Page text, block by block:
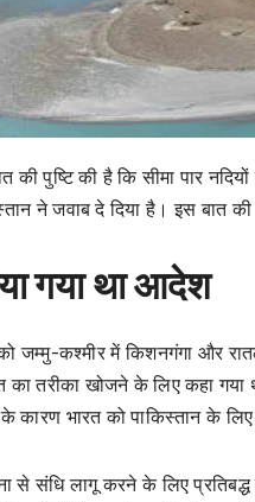
की पुष्टि की है कि सीमा पार
ने जवाब दे दिया है। इस बात की
गया था आदेश
जम्मु-कश्मीर में किशनगंगा और
तरीका खोजने के लिए कहा
कारण भारत को पाकिस्तान के
से संधि लागू करने के लिए